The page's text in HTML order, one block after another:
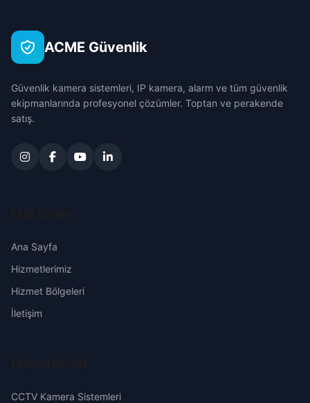
Çorum
Denizli
Edirne
Erzurum
Tufanbeyli
Yüreğir
Gedikli
Gökçe
Hacımusalı
Karakayalı
ACME Güvenlik
Güvenlik kamera sistemleri, IP kamera, alarm ve tüm güvenlik
ekipmanlarında profesyonel çözümler. Toptan ve perakende
satış.
Ana Sayfa
Hizmetlerimiz
Hizmet Bölgeleri
İletişim
CCTV Kamera Sistemleri